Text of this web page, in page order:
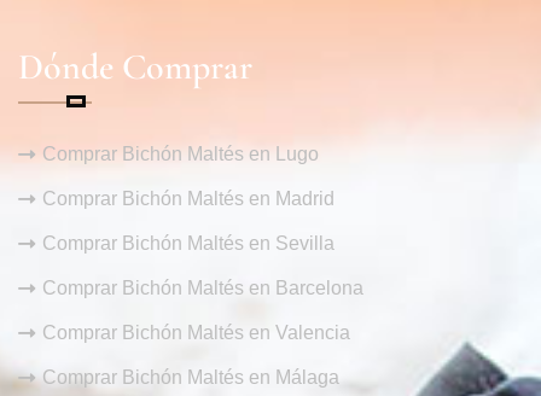
Dónde Comprar
Comprar Bichón Maltés en Lugo
Comprar Bichón Maltés en Madrid
Comprar Bichón Maltés en Sevilla
Comprar Bichón Maltés en Barcelona
Comprar Bichón Maltés en Valencia
Comprar Bichón Maltés en Málaga